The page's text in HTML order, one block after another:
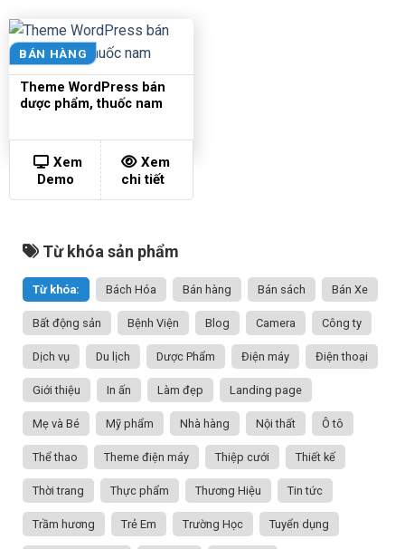
BÁN HÀNG
Theme WordPress bán
dược phẩm, thuốc nam
Xem
Demo
Xem
chi tiết
Từ khóa sản phẩm
Từ khóa: Bách Hóa Bán hàng Bán sách Bán Xe
Bất động sản Bệnh Viện Blog Camera Công ty
Dịch vụ Du lịch Dược Phẩm Điện máy Điện thoại
Giới thiệu In ấn Làm đẹp Landing page
Mẹ và Bé Mỹ phẩm Nhà hàng Nội thất Ô tô
Thể thao Theme điện máy Thiệp cưới Thiết kế
Thời trang Thực phẩm Thương Hiệu Tin tức
Trầm hương Trẻ Em Trường Học Tuyển dụng